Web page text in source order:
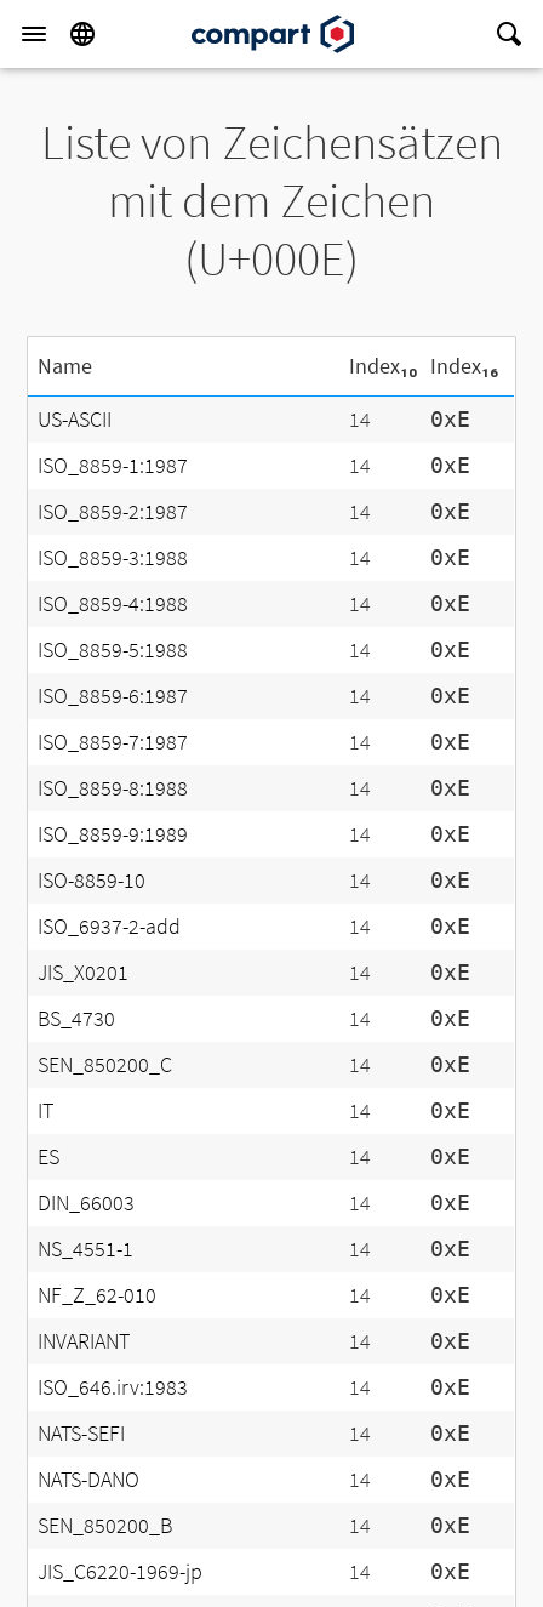
Liste von Zeichensätzen
mit dem Zeichen
(U+000E)
Name Index₁₀ Index₁₆
US-ASCII
14 0xE
ISO_8859-1:1987 14 0xE
ISO_8859-2:1987 14 0xE
ISO_8859-3:1988 14 0xE
ISO_8859-4:1988 14 0xE
ISO_8859-5:1988 14 0xE
ISO_8859-6:1987 14 0xE
ISO_8859-7:1987 14 0xE
ISO_8859-8:1988 14 0xE
ISO_8859-9:1989 14 0xE
ISO-8859-10 14 0xE
ISO_6937-2-add 14 0xE
JIS_X0201 14 0xE
BS_4730 14 0xE
SEN_850200_C 14 0xE
IT 14 0xE
ES 14 0xE
DIN_66003 14 0xE
NS_4551-1 14 0xE
NF_Z_62-010 14 0xE
INVARIANT 14 0xE
ISO_646.irv:1983 14 0xE
NATS-SEFI 14 0xE
NATS-DANO 14 0xE
SEN_850200_B 14 0xE
JIS_C6220-1969-jp 14 0xE